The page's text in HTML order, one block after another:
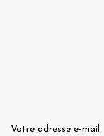
Votre adresse e-mail